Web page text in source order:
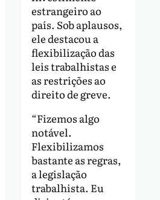
estrangeiro ao
país. Sob aplausos,
ele destacou a
flexibilização das
leis trabalhistas e
as restrições ao
direito de greve.
“Fizemos algo
notável.
Flexibilizamos
bastante as regras,
a legislação
trabalhista. Eu